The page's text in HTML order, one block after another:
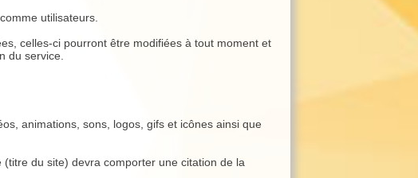
utilisateurs.
celles-ci pourront être modifiées à tout moment et
du service.
animations, sons, logos, gifs et icônes ainsi que
du site) devra comporter une citation de la